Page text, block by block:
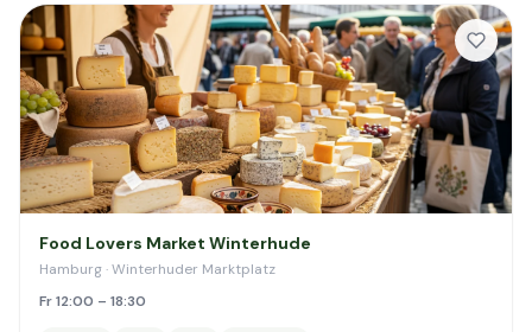
Food Lovers Market Winterhude
Hamburg · Winterhuder Marktplatz
Fr 12:00 – 18:30